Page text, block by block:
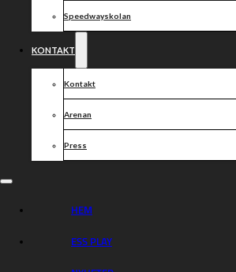
Speedwayskolan
KONTAKT
Kontakt
Arenan
Press
HEM
ESS PLAY